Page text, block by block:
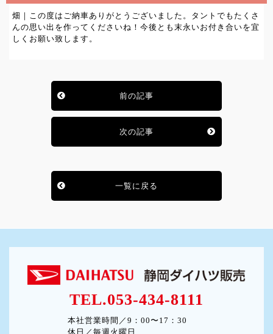
畑｜この度はご納車ありがとうございました。タントでもたくさ
んの思い出を作ってくださいね！今後とも末永いお付き合いを宜
しくお願い致します。
前の記事
次の記事
一覧に戻る
TEL.053-434-8111
本社営業時間／9：00〜17：30
休日／毎週火曜日